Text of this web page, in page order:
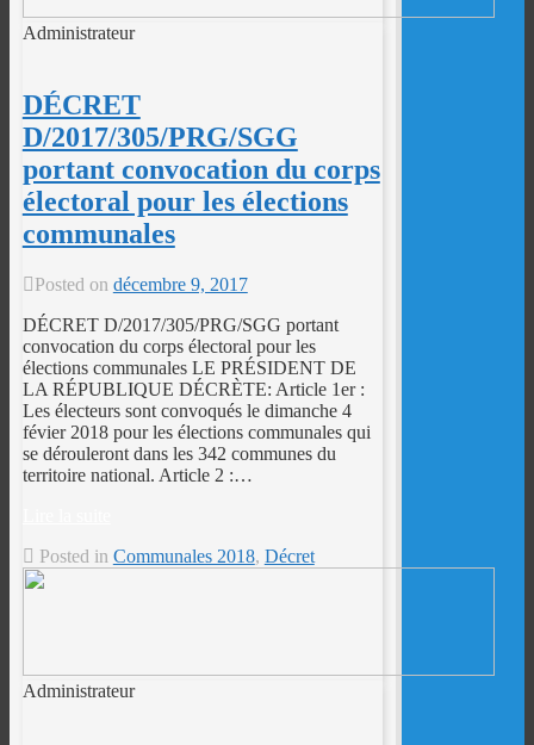
Administrateur
DÉCRET
D/2017/305/PRG/SGG
portant convocation du corps
électoral pour les élections
communales
Posted on décembre 9, 2017
DÉCRET D/2017/305/PRG/SGG portant
convocation du corps électoral pour les
élections communales LE PRÉSIDENT DE
LA RÉPUBLIQUE DÉCRÈTE: Article 1er :
Les électeurs sont convoqués le dimanche 4
févier 2018 pour les élections communales qui
se dérouleront dans les 342 communes du
territoire national. Article 2 :…
Posted in Communales 2018, Décret
Administrateur